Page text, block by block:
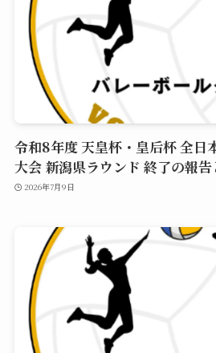
令和8年度 天皇杯・皇后杯 全日
大会 新潟県ラウンド 終了の報告
2026年7月9日